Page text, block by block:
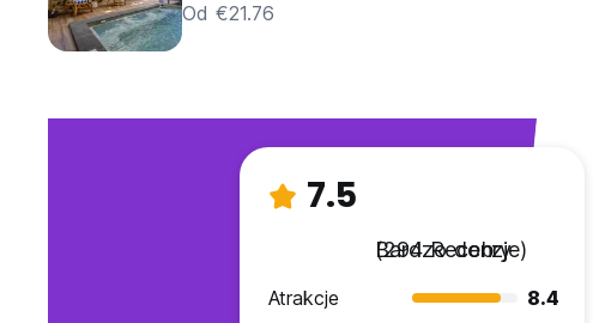
Od €21.76
7.5
Bardzo dobry
(294 Recenzje)
Atrakcje
8.4